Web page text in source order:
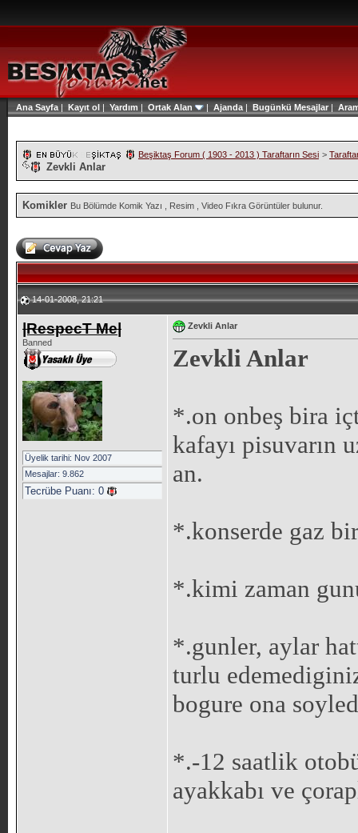
Ana Sayfa | Kayıt ol | Yardım | Ortak Alan | Ajanda | Bugünkü Mesajlar|
Beşiktaş Forum ( 1903 - 2013 ) Taraftarın Sesi >
Zevkli Anlar
Komikler Bu Bölümde Komik Yazı , Resim , Video Fıkra Görüntüler bulunur.
14-01-2008, 21:21
|RespecT Me|
Banned
Üyelik tarihi: Nov 2007
Mesajlar: 9.862
Tecrübe Puanı: 0
Zevkli Anlar
Zevkli Anlar
*.on onbeş bira
kafayı pisuvarın
an.
*.konserde gaz
*.kimi zaman
*.gunler, aylar
turlu
bogure ona
*.-12 saatlik
ayakkabı ve